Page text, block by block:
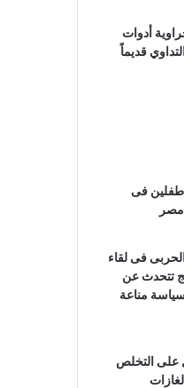
أدوات
قديماً
طفلين فى
فى لقاء
تتحدث عن
مناعة
على التخلص